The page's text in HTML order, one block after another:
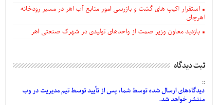
استقرار اکیپ های گشت و بازرسی امور منابع آب اهر در مسیر رودخانه
اهرچای
بازدید معاون وزیر صمت از واحدهای تولیدی در شهرک صنعتی اهر
ثبت دیدگاه
دیدگاه‌هایارسالشدهتوسط شما، پس ازتأییدتوسط تیم مدیریت در وب
منتشر خواهد شد.